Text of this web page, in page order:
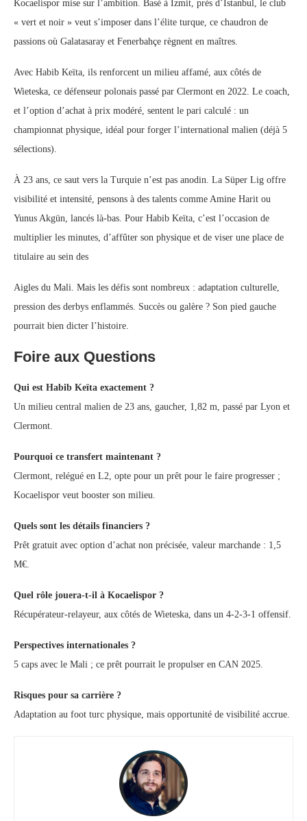
Kocaelispor mise sur l’ambition. Basé à Izmit, près d’Istanbul, le club
« vert et noir » veut s’imposer dans l’élite turque, ce chaudron de
passions où Galatasaray et Fenerbahçe règnent en maîtres.
Avec Habib Keïta, ils renforcent un milieu affamé, aux côtés de
Wieteska, ce défenseur polonais passé par Clermont en 2022. Le coach,
et l’option d’achat à prix modéré, sentent le pari calculé : un
championnat physique, idéal pour forger l’international malien (déjà 5
sélections).
À 23 ans, ce saut vers la Turquie n’est pas anodin. La Süper Lig offre
visibilité et intensité, pensons à des talents comme Amine Harit ou
Yunus Akgün, lancés là-bas. Pour Habib Keïta, c’est l’occasion de
multiplier les minutes, d’affûter son physique et de viser une place de
titulaire au sein des
Aigles du Mali. Mais les défis sont nombreux : adaptation culturelle,
pression des derbys enflammés. Succès ou galère ? Son pied gauche
pourrait bien dicter l’histoire.
Foire aux Questions
Qui est Habib Keïta exactement ?
Un milieu central malien de 23 ans, gaucher, 1,82 m, passé par Lyon et
Clermont.
Pourquoi ce transfert maintenant ?
Clermont, relégué en L2, opte pour un prêt pour le faire progresser ;
Kocaelispor veut booster son milieu.
Quels sont les détails financiers ?
Prêt gratuit avec option d’achat non précisée, valeur marchande : 1,5
M€.
Quel rôle jouera-t-il à Kocaelispor ?
Récupérateur-relayeur, aux côtés de Wieteska, dans un 4-2-3-1 offensif.
Perspectives internationales ?
5 caps avec le Mali ; ce prêt pourrait le propulser en CAN 2025.
Risques pour sa carrière ?
Adaptation au foot turc physique, mais opportunité de visibilité accrue.